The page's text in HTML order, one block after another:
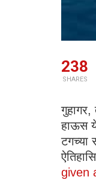
238
SHARES
गुहागर,
हाऊस
टगच्या
given